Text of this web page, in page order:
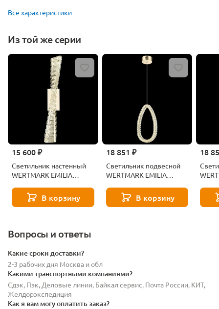
Все характеристики
Из той же серии
15 600 ₽
Светильник настенный
WERTMARK EMILIA
В корзину
18 851 ₽
Светильник подвесной
WERTMARK EMILIA
В корзину
18
Вопросы и ответы
Какие сроки доставки?
2-3 рабочих дня Москва и обл
Какими транспортными компаниями?
Сдэк, Пэк, Деловые линии, Байкал сервис, Почта России, КИТ,
Желдорэкспедиция
Как я вам могу оплатить заказ?